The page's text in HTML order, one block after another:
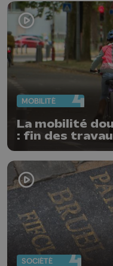
MOBILITÉ
La mobilité
: fin des
cyclo-
Guillemins...
SOCIÉTÉ